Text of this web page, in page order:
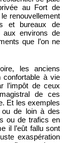
au Fort de
renouvellement
et bureaux de
aux environs de
que l’on ne
les anciens
confortable à vie
l’impôt de ceux
de ces
Et les exemples
ou de loin à des
ou de trafics en
il l’eût fallu sont
exaspération